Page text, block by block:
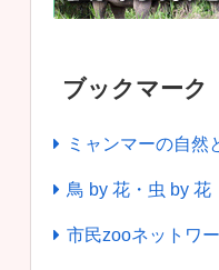
ブックマーク
ミャンマーの自然
鳥 by 花・虫 by 花
市民zooネットワ